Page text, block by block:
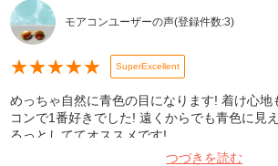
モアコンユーザーの声(登録件数:3)
★★★★★ SuperExcellent
めっちゃ自然に青色の目になります! 着け心地
コンで1番好きでした! 遠くからでも青色に見
るっとしててオススメです!
つづきを読む